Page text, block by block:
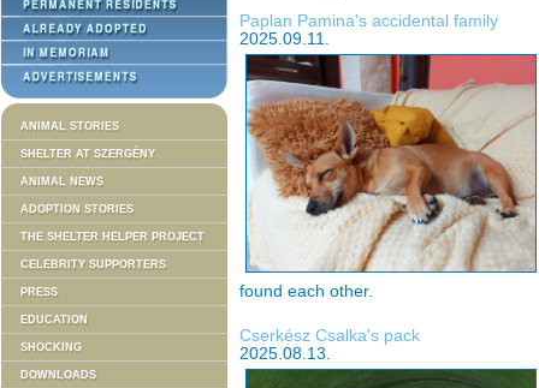
ANIMAL STORIES
SHELTER AT SZERGÉNY
ANIMAL NEWS
ADOPTION STORIES
THE SHELTER HELPER PROJECT
CELEBRITY SUPPORTERS
PRESS
EDUCATION
SHOCKING
DOWNLOADS
Paplan Pamina's accidental family
2025.09.11.
found each other.
Cserkész Csalka's pack
2025.08.13.